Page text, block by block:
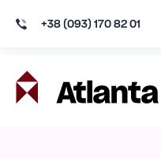
+38 (093) 170 82 01